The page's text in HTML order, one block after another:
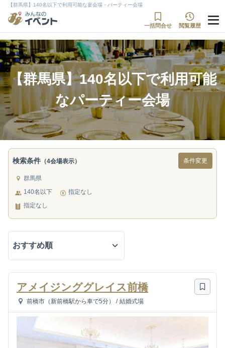
【群馬県】140名以下で利用可能な宴会場・パーティー会場
一括問合せ 閲覧履歴
【群馬県】140名以下で利用可能
なパーティー会場
検索条件 （4会場表示） 条件変更
群馬県
140名以下
指定なし
指定なし
アメイジンググレイス前橋
前橋市（新前橋駅から車で5分） / 結婚式場